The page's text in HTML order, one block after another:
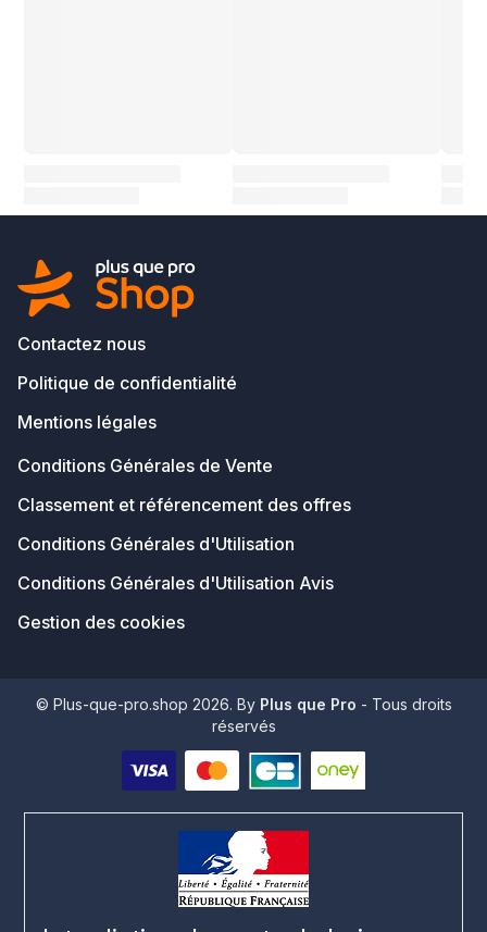
Contactez nous
Politique de confidentialité
Mentions légales
Conditions Générales de Vente
Classement et référencement des offres
Conditions Générales d'Utilisation
Conditions Générales d'Utilisation Avis
Gestion des cookies
© Plus-que-pro.shop 2026. By Plus que Pro - Tous droits
réservés